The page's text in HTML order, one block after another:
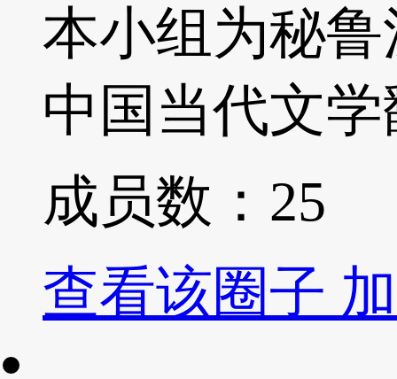
本小组为秘
中国当代文
成员数： 25
查看该圈子